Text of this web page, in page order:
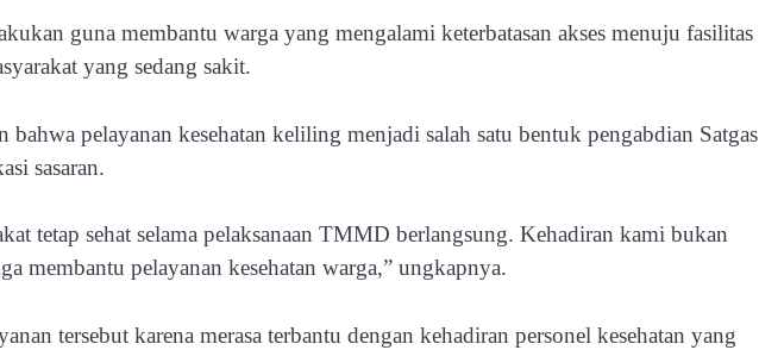
guna membantu warga yang mengalami keterbatasan akses menuju fasilitas
yang sedang sakit.
bahwa pelayanan kesehatan keliling menjadi salah satu bentuk pengabdian Satgas
sasaran.
tetap sehat selama pelaksanaan TMMD berlangsung. Kehadiran kami bukan
membantu pelayanan kesehatan warga,” ungkapnya.
tersebut karena merasa terbantu dengan kehadiran personel kesehatan yang